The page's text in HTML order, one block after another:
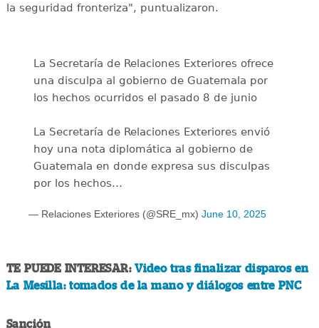
la seguridad fronteriza", puntualizaron.
La Secretaría de Relaciones Exteriores ofrece
una disculpa al gobierno de Guatemala por
los hechos ocurridos el pasado 8 de junio
La Secretaría de Relaciones Exteriores envió
hoy una nota diplomática al gobierno de
Guatemala en donde expresa sus disculpas
por los hechos…
— Relaciones Exteriores (@SRE_mx) June 10, 2025
TE PUEDE INTERESAR:Video tras finalizar disparos en
La Mesilla: tomados de la mano y diálogos entre PNC
Sanción